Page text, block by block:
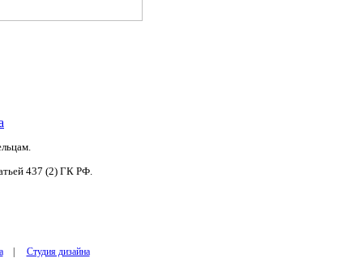
437 (2) ГК РФ.
| Студия дизайна